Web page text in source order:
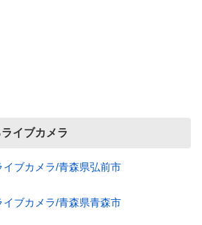
イブカメラ
ブカメラ/青森県弘前市
ブカメラ/青森県青森市